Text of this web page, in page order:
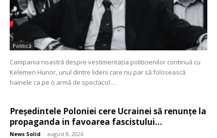
Politică
Campania noastră despre vestimentația politicienilor continuă cu
Kelemen Hunor, unul dintre liderii care nu par să folosească
hainele ca pe o armă de spectacol....
Președintele Poloniei cere Ucrainei să renunțe la
propaganda in favoarea fascistului...
News Solid - august 8, 2026